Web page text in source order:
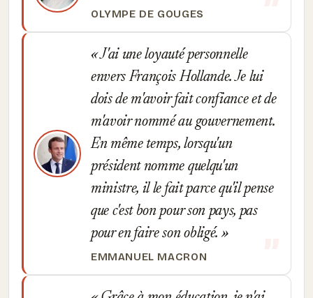
OLYMPE DE GOUGES
J'ai une loyauté personnelle
envers François Hollande. Je lui
dois de m'avoir fait confiance et de
m'avoir nommé au gouvernement.
En même temps, lorsqu'un
président nomme quelqu'un
ministre, il le fait parce qu'il pense
que c'est bon pour son pays, pas
pour en faire son obligé.
EMMANUEL MACRON